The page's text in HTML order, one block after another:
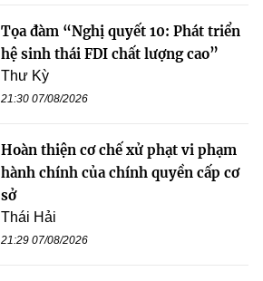
Tọa đàm “Nghị quyết 10: Phát triển
hệ sinh thái FDI chất lượng cao”
Thư Kỳ
21:30 07/08/2026
Hoàn thiện cơ chế xử phạt vi phạm
hành chính của chính quyền cấp cơ
sở
Thái Hải
21:29 07/08/2026